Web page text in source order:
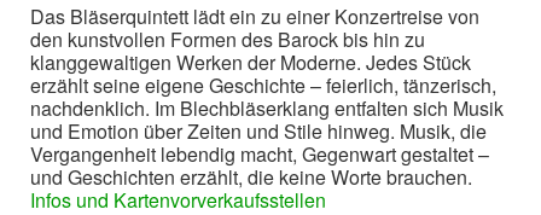
Das Bläserquintett lädt ein zu einer Konzertreise von
den kunstvollen Formen des Barock bis hin zu
klanggewaltigen Werken der Moderne. Jedes Stück
erzählt seine eigene Geschichte – feierlich, tänzerisch,
nachdenklich. Im Blechbläserklang entfalten sich Musik
und Emotion über Zeiten und Stile hinweg. Musik, die
Vergangenheit lebendig macht, Gegenwart gestaltet –
und Geschichten erzählt, die keine Worte brauchen.
Infos und Kartenvorverkaufsstellen